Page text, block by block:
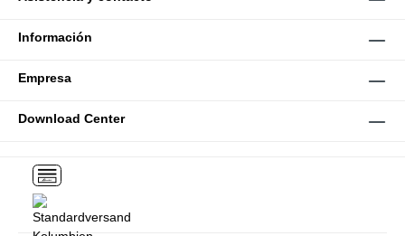
Información
Empresa
Download Center